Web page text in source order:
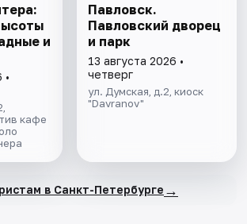
и
•
кафе
Павловск.
Павловский дворец
и парк
13 августа 2026 •
четверг
ул. Думская, д.2, киоск
"Davranov"
в Санкт-Петербурге →